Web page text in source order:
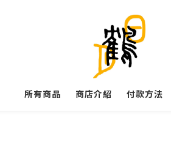
所有商品 商店介紹 付款方法